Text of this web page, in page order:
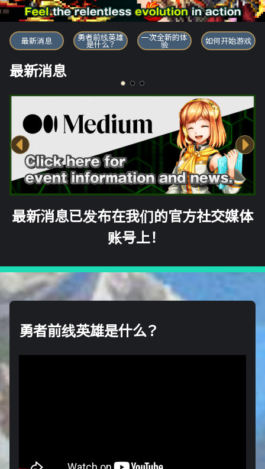
勇者前线英雄
最新消息 勇者前线英雄
是什么？
一次全新的体
验 如何开始游戏
最新消息
最新消息已发布在我们的官方社交媒体
账号上！
勇者前线英雄是什么？